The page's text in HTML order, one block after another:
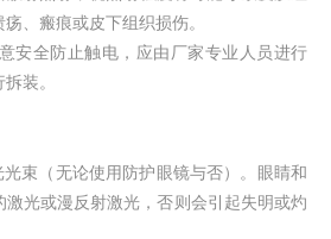
、瘢痕或皮下组织损伤。
安全防止触电，应由厂家专业人员进行
装。
束（无论使用防护眼镜与否）。眼睛和
光或漫反射激光，否则会引起失明或灼